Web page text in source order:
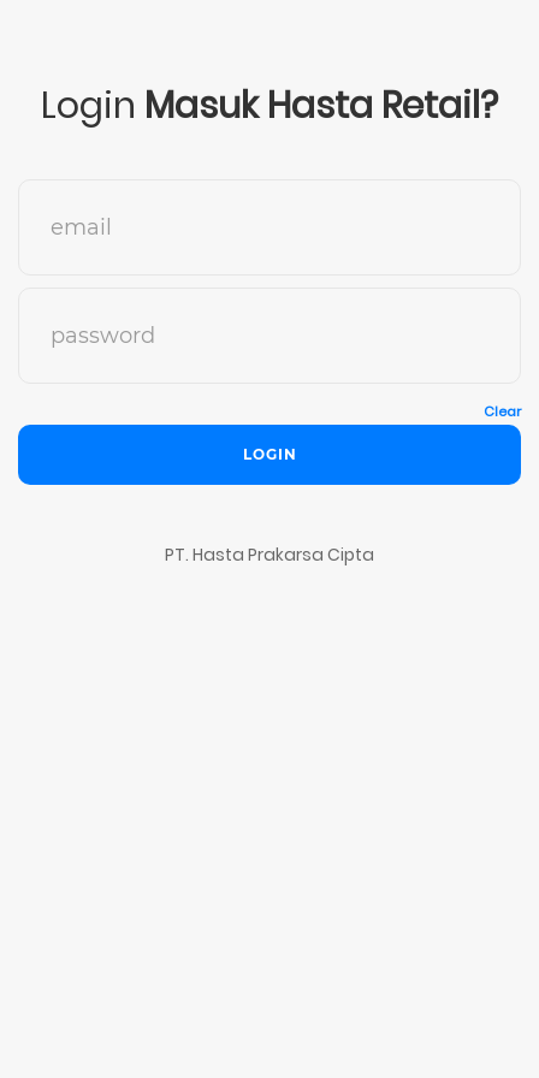
Login Masuk Hasta Retail?
Clear
LOGIN
PT. Hasta Prakarsa Cipta